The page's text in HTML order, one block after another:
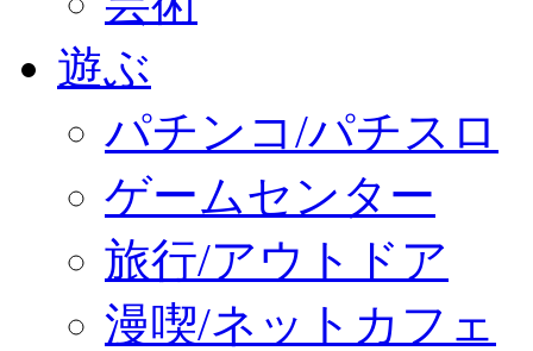
遊ぶ
パチンコ/パチスロ
ゲームセンター
旅行/アウトドア
漫喫/ネットカフェ